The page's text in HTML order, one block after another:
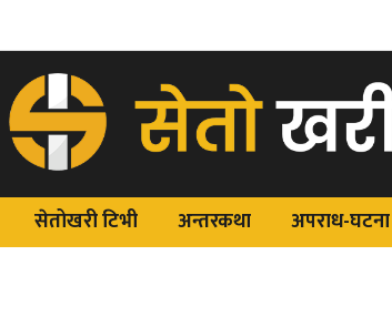
सेतोखरी टिभी अन्तरकथा अपराध-घटना